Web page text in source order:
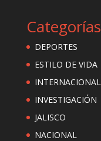
Categorías
DEPORTES
ESTILO DE VIDA
INTERNACIONAL
INVESTIGACIÓN
JALISCO
NACIONAL